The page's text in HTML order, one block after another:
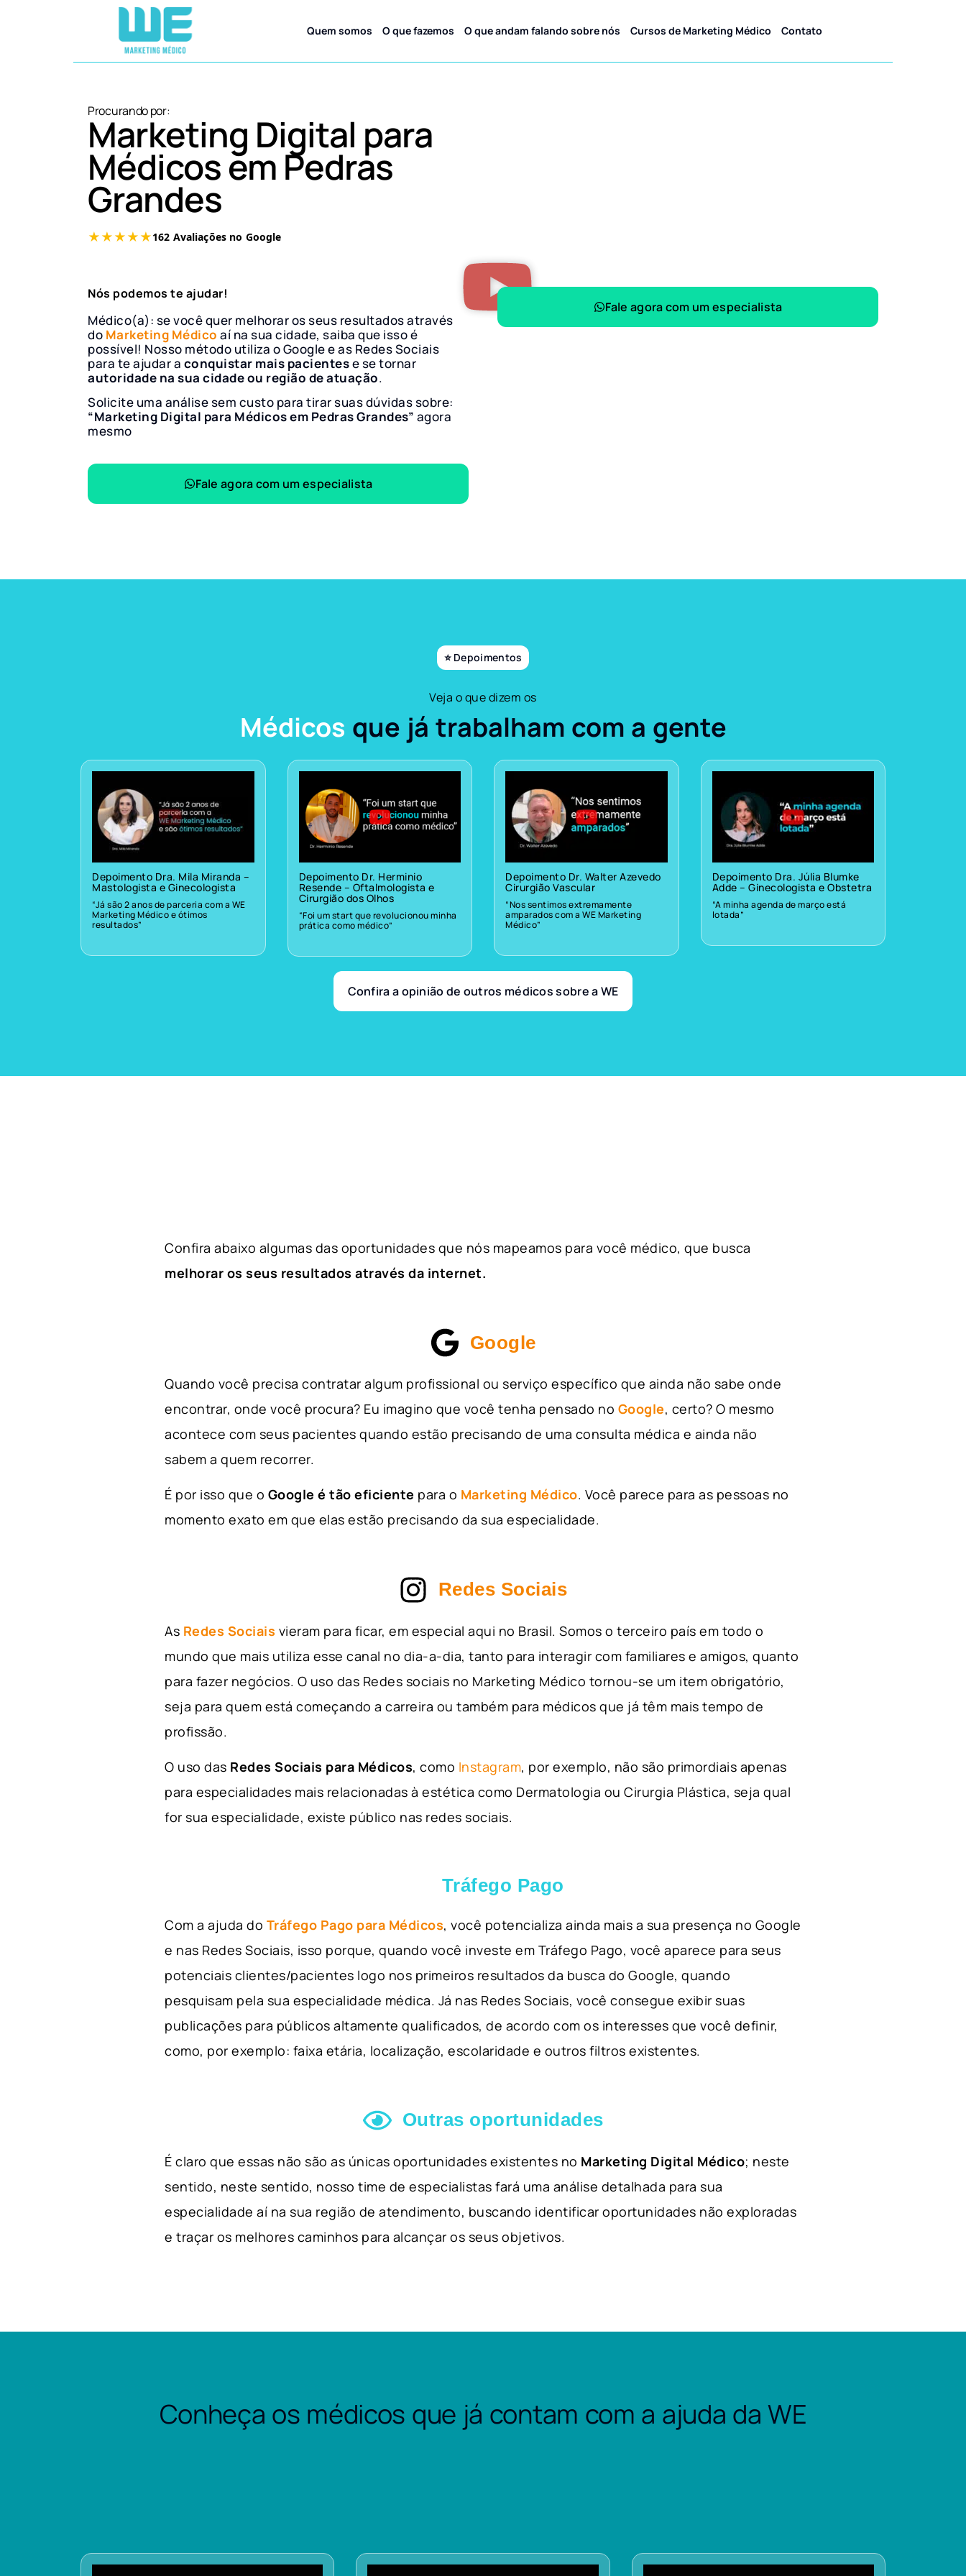
Quem somos O que fazemos O que andam falando sobre nós Cursos de Marketing Médico Contato
Procurando por:
Marketing Digital para
Médicos em Pedras
Grandes
Nós podemos te ajudar!
Médico(a): se você quer melhorar os seus resultados através
do Marketing Médico aí na sua cidade, saiba que isso é
possível! Nosso método utiliza o Google e as Redes Sociais
para te ajudar a conquistar mais pacientese se tornar
autoridade na sua cidade ou região de atuação.
Solicite uma análise sem custo para tirar suas dúvidas sobre:
“Marketing Digital para Médicos em Pedras Grandes” agora
mesmo
Fale agora com um especialista
Fale agora com um especialista
⭐ Depoimentos
Veja o que dizem os
Médicos que já trabalham com a gente
Depoimento Dra. Mila Miranda –
Mastologista e Ginecologista
“Já são 2 anos de parceria com a WE
Marketing Médico e ótimos
resultados”
Depoimento Dr. Herminio
Resende – Oftalmologista e
Cirurgião dos Olhos
“Foi um start que revolucionou minha
prática como médico”
Depoimento Dr. Walter Azevedo
Cirurgião Vascular
“Nos sentimos extremamente
amparados com a WE Marketing
Médico”
Depoimento Dra. Júlia Blumke
Adde – Ginecologista e Obstetra
“A minha agenda de março está
lotada”
Confira a opinião de outros médicos sobre a WE
Confira abaixo algumas das oportunidades que nós mapeamos para você médico, que busca
melhorar os seus resultados através da internet.
Google
Quando você precisa contratar algum profissional ou serviço específico que ainda não sabe onde
encontrar, onde você procura? Eu imagino que você tenha pensado no Google, certo? O mesmo
acontece com seus pacientes quando estão precisando de uma consulta médica e ainda não
sabem a quem recorrer.
É por isso que o Google é tão eficiente para o Marketing Médico. Você parece para as pessoas no
momento exato em que elas estão precisando da sua especialidade.
Redes Sociais
As Redes Sociais vieram para ficar, em especial aqui no Brasil. Somos o terceiro país em todo o
mundo que mais utiliza esse canal no dia-a-dia, tanto para interagir com familiares e amigos, quanto
para fazer negócios. O uso das Redes sociais no Marketing Médico tornou-se um item obrigatório,
seja para quem está começando a carreira ou também para médicos que já têm mais tempo de
profissão.
O uso das Redes Sociais para Médicos, como Instagram, por exemplo, não são primordiais apenas
para especialidades mais relacionadas à estética como Dermatologia ou Cirurgia Plástica, seja qual
for sua especialidade, existe público nas redes sociais.
Tráfego Pago
Com a ajuda do Tráfego Pago para Médicos, você potencializa ainda mais a sua presença no Google
e nas Redes Sociais, isso porque, quando você investe em Tráfego Pago, você aparece para seus
potenciais clientes/pacientes logo nos primeiros resultados da busca do Google, quando
pesquisam pela sua especialidade médica. Já nas Redes Sociais, você consegue exibir suas
publicações para públicos altamente qualificados, de acordo com os interesses que você definir,
como, por exemplo: faixa etária, localização, escolaridade e outros filtros existentes.
Outras oportunidades
É claro que essas não são as únicas oportunidades existentes no Marketing Digital Médico; neste
sentido, neste sentido, nosso time de especialistas fará uma análise detalhada para sua
especialidade aí na sua região de atendimento, buscando identificar oportunidades não exploradas
e traçar os melhores caminhos para alcançar os seus objetivos.
Conheça os médicos que já contam com a ajuda da WE